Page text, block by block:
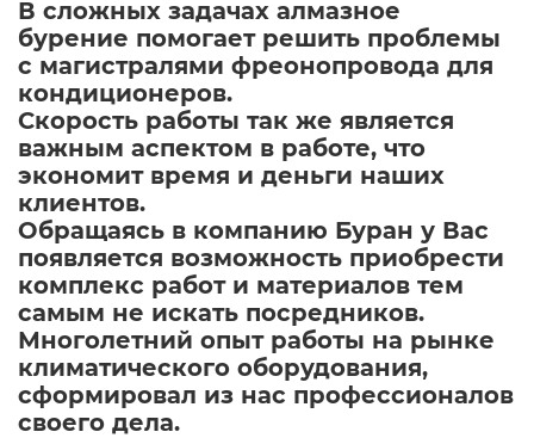
В сложных задачах алмазное
бурение помогает решить проблемы
с магистралями фреонопровода для
кондиционеров.
Скорость работы так же является
важным аспектом в работе, что
экономит время и деньги наших
клиентов.
Обращаясь в компанию Буран у Вас
появляется возможность приобрести
комплекс работ и материалов тем
самым не искать посредников.
Многолетний опыт работы на рынке
климатического оборудования,
сформировал из нас профессионалов
своего дела.